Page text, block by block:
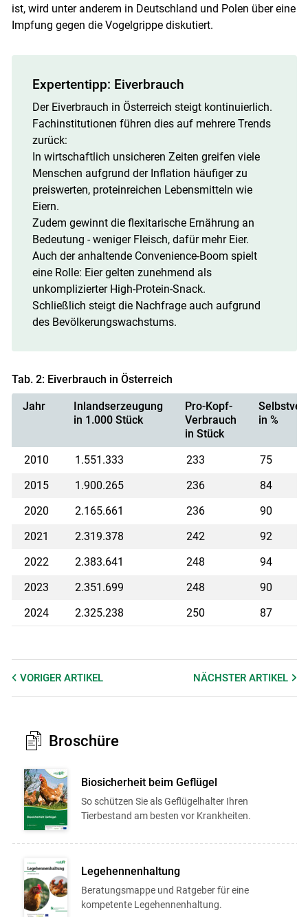
ist, wird unter anderem in Deutschland und Polen über eine
Impfung gegen die Vogelgrippe diskutiert.
Expertentipp: Eiverbrauch
Der Eiverbrauch in Österreich steigt kontinuierlich.
Fachinstitutionen führen dies auf mehrere Trends
zurück:
In wirtschaftlich unsicheren Zeiten greifen viele
Menschen aufgrund der Inflation häufiger zu
preiswerten, proteinreichen Lebensmitteln wie
Eiern.
Zudem gewinnt die flexitarische Ernährung an
Bedeutung - weniger Fleisch, dafür mehr Eier.
Auch der anhaltende Convenience-Boom spielt
eine Rolle: Eier gelten zunehmend als
unkomplizierter High-Protein-Snack.
Schließlich steigt die Nachfrage auch aufgrund
des Bevölkerungswachstums.
Tab. 2: Eiverbrauch in Österreich
Jahr
Inlandserzeugung
in 1.000 Stück
Pro-Kopf-
Verbrauch
in Stück
in %
2010 1.551.333 233
75
2015
1.900.265 236
84
2020
2.165.661 236
90
2021
2.319.378 242
92
2022
2.383.641 248
94
2023
2.351.699 248
90
2024
2.325.238 250 87
VORIGER ARTIKEL NÄCHSTERARTIKEL
Broschüre
Biosicherheit beim Geflügel
So schützen Sie als Geflügelhalter Ihren
Tierbestand am besten vor Krankheiten.
Legehennenhaltung
Beratungsmappe und Ratgeber für eine
kompetente Legehennenhaltung.